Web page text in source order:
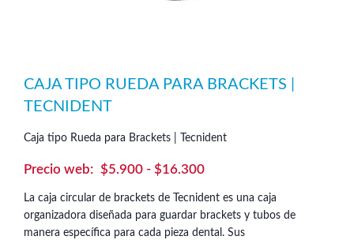
CAJA TIPO RUEDA PARA BRACKETS |
TECNIDENT
Caja tipo Rueda para Brackets | Tecnident
$5.900 - $16.300Rango
de
precios:
desde
La caja circular de brackets de Tecnident es una caja
organizadora diseñada para guardar brackets y tubos de
manera específica para cada pieza dental. Sus